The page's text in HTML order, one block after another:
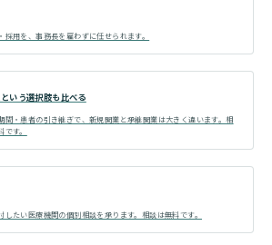
用を、事務長を雇わずに任せられます。
いう選択肢も比べる
間・患者の引き継ぎで、新規開業と承継開業は大きく違います。相
す。
たい医療機関の個別相談を承ります。相談は無料です。